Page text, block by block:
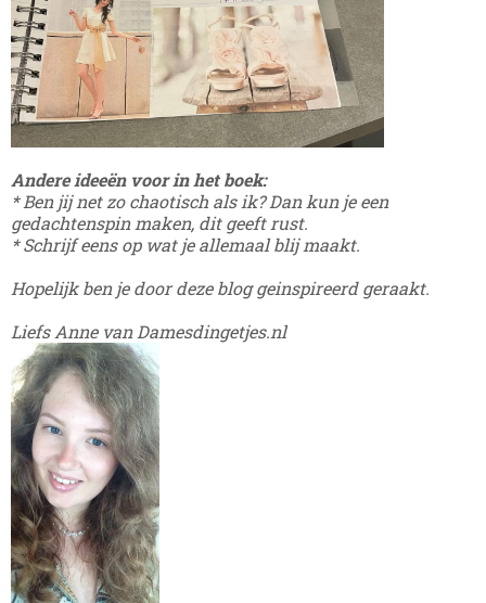
Andere ideeën voor in het boek:
* Ben jij net zo chaotisch als ik? Dan kun je een
gedachtenspin maken, dit geeft rust.
* Schrijf eens op wat je allemaal blij maakt.
Hopelijk ben je door deze blog geinspireerd geraakt.
Liefs Anne van Damesdingetjes.nl